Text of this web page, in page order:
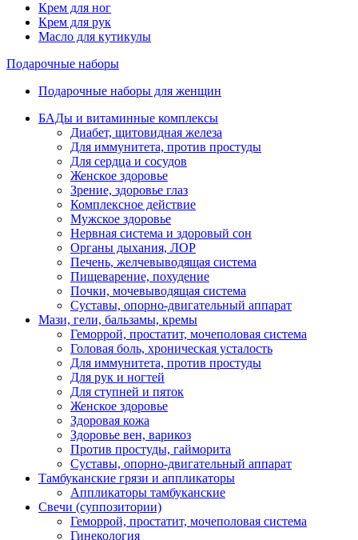
Крем для ног
Крем для рук
Масло для кутикулы
Подарочные наборы
Подарочные наборы для женщин
БАДы и витаминные комплексы
Диабет, щитовидная железа
Для иммунитета, против простуды
Для сердца и сосудов
Женское здоровье
Зрение, здоровье глаз
Комплексное действие
Мужское здоровье
Нервная система и здоровый сон
Органы дыхания, ЛОР
Печень, желчевыводящая система
Пищеварение, похудение
Почки, мочевыводящая система
Суставы, опорно-двигательный аппарат
Мази, гели, бальзамы, кремы
Геморрой, простатит, мочеполовая система
Головая боль, хроническая усталость
Для иммунитета, против простуды
Для рук и ногтей
Для ступней и пяток
Женское здоровье
Здоровая кожа
Здоровье вен, варикоз
Против простуды, гайморита
Суставы, опорно-двигательный аппарат
Тамбуканские грязи и аппликаторы
Аппликаторы тамбуканские
Свечи (суппозитории)
Геморрой, простатит, мочеполовая система
Гинекология